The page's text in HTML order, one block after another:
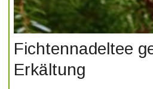
Fichtennadeltee
Erkältung